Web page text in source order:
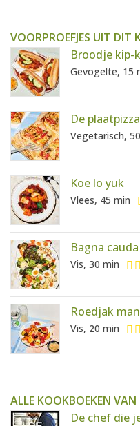
VOORPROEFJES UIT DIT
Broodje kip-
Gevogelte, 15
De
Vegetarisch,
Koe lo yuk
Vlees, 45 min
Bagna
Vis, 30 min
Roedjak
Vis, 20 min
ALLE KOOKBOEKEN VAN
De chef die